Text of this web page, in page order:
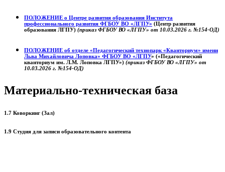
ПОЛОЖЕНИЕ о Центре развития образования Института
профессионального развития ФГБОУ ВО «ЛГПУ» (Центр развития
образования ЛГПУ) (приказ ФГБОУ ВО «ЛГПУ» от 10.03.2026 г. №154-ОД)
ПОЛОЖЕНИЕ об отделе «Педагогический технопарк «Кванториум» имени
Льва Михайловича Лоповка» ФГБОУ ВО «ЛГПУ» («Педагогический
кванториум им. Л.М. Лоповка ЛГПУ») (приказ ФГБОУ ВО «ЛГПУ» от
10.03.2026 г. №154-ОД)
Материально-техническая база
1.7 Коворкинг (Зал)
1.9 Студия для записи образовательного контента